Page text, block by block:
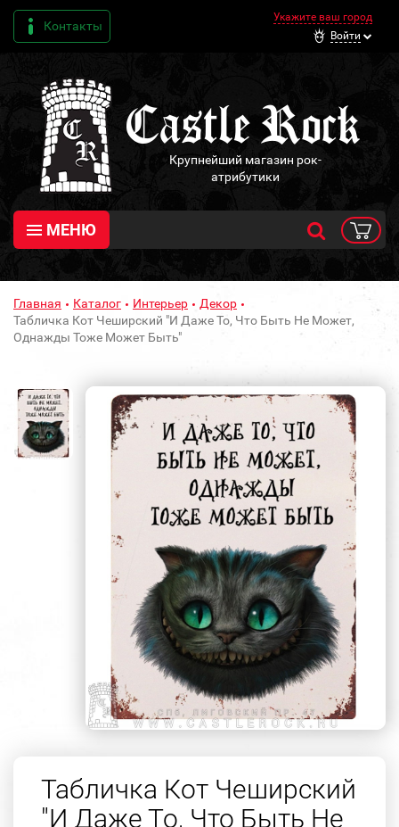
Контакты
Укажите ваш город
Войти
Крупнейший магазин рок-
атрибутики
МЕНЮ
Главная Каталог Интерьер
Декор
Табличка Кот Чеширский "И Даже То, Что Быть Не Может,
Однажды Тоже Может Быть"
Табличка Кот Чеширский
"И Даже То, Что Быть Не